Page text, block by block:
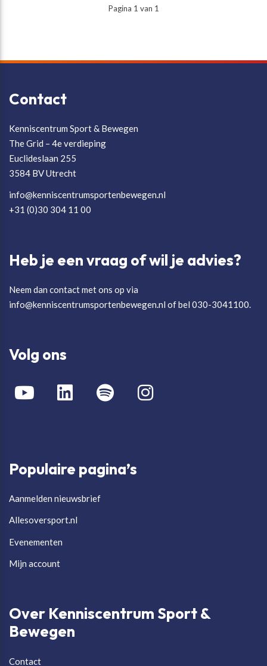
Pagina 1 van 1
Contact
Kenniscentrum Sport & Bewegen
The Grid – 4e verdieping
Euclideslaan 255
3584 BV Utrecht
info@kenniscentrumsportenbewegen.nl
+31 (0)30 304 11 00
Heb je een vraag of wil je advies?
Neem dan contact met ons op via
info@kenniscentrumsportenbewegen.nl of bel 030-3041100.
Volg ons
Populaire pagina’s
Aanmelden nieuwsbrief
Allesoversport.nl
Evenementen
Mijn account
Over Kenniscentrum Sport &
Bewegen
Contact